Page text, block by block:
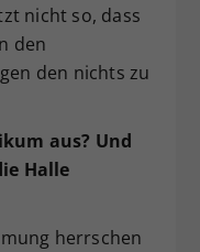
nicht so, dass
den
den nichts zu
aus? Und
Halle
herrschen